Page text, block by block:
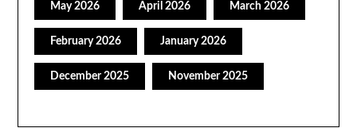
May 2026 April 2026 March 2026
February 2026 January 2026
December 2025 November 2025